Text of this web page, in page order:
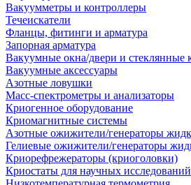
Вакуумметры и контроллеры
Течеискатели
Фланцы, фитинги и арматура
Запорная арматура
Вакуумные окна/двери и стеклянные
Вакуумные аксессуары
Азотные ловушки
Масс-спектрометры и анализаторы
Криогенное оборудование
Криомагнитные системы
Азотные ожижители/генераторы
Гелиевые ожижители/генераторы
Криорефрежераторы (криоголовки)
Криостаты для научных исследований